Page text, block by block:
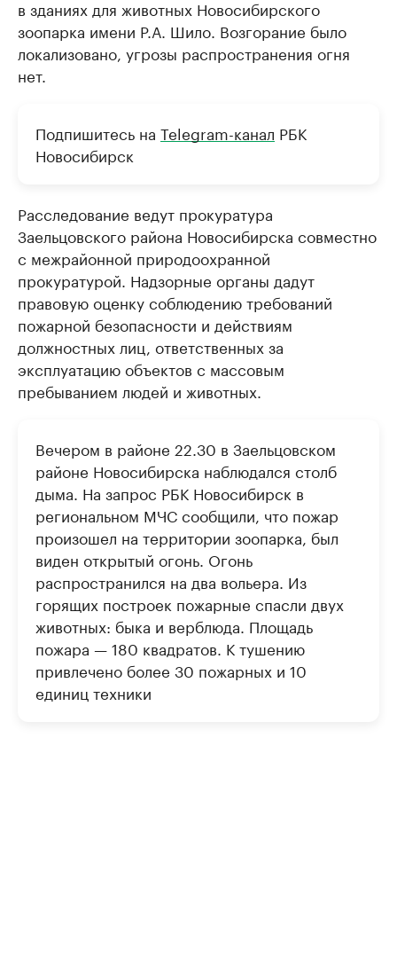
в зданиях для животных Новосибирского
зоопарка имени Р.А. Шило. Возгорание было
локализовано, угрозы распространения огня
нет.
Подпишитесь на Telegram-канал РБК
Новосибирск
Расследование ведут прокуратура
Заельцовского района Новосибирска совместно
с межрайонной природоохранной
прокуратурой. Надзорные органы дадут
правовую оценку соблюдению требований
пожарной безопасности и действиям
должностных лиц, ответственных за
эксплуатацию объектов с массовым
пребыванием людей и животных.
Вечером в районе 22.30 в Заельцовском
районе Новосибирска наблюдался столб
дыма. На запрос РБК Новосибирск в
региональном МЧС сообщили, что пожар
произошел на территории зоопарка, был
виден открытый огонь. Огонь
распространился на два вольера. Из
горящих построек пожарные спасли двух
животных: быка и верблюда. Площадь
пожара — 180 квадратов. К тушению
привлечено более 30 пожарных и 10
единиц техники